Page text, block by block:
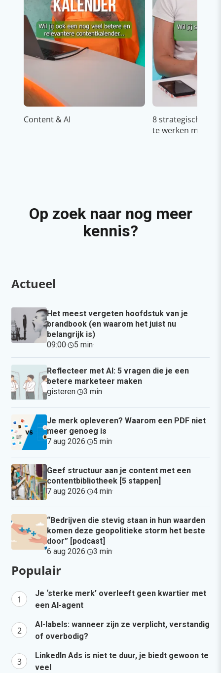
Content & AI
8 strategische
te werken met
Op zoek naar nog meer
kennis?
Actueel
Het meest vergeten hoofdstuk van je
brandbook (en waarom het juist nu
belangrijk is)
09:00· 5 min·
Reflecteer met AI: 5 vragen die je een
betere marketeer maken
gisteren· 3 min·
Je merk opleveren? Waarom een PDF niet
meer genoeg is
7 aug 2026· 5 min·
Geef structuur aan je content met een
contentbibliotheek [5 stappen]
7 aug 2026· 4 min·
“Bedrijven die stevig staan in hun waarden
komen deze geopolitieke storm het beste
door” [podcast]
6 aug 2026· 3 min·
Populair
Je ‘sterke merk’ overleeft geen kwartier met
een AI-agent
AI-labels: wanneer zijn ze verplicht, verstandig
of overbodig?
LinkedIn Ads is niet te duur, je biedt gewoon te
veel